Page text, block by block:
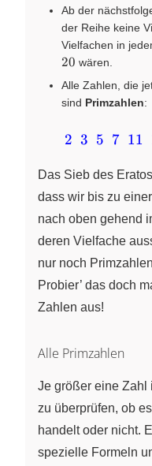
{\color{blue}
Ab der
der Reihe keine
Vielfachen in
20 wären.
Alle Zahlen, die
sind Primzahlen:
\quad~~~
{2}}~~
{\color{blue}
{3}}~~
{\color{blue}
{5}}~~
{\color{blue}
{7}}~~
{\color{blue}
{13}}~~
{17}}~~
{\color{blue}
{19}}
2 3 5 7 11
Das Sieb des
dass wir bis zu
nach oben gehend
deren Vielfache
nur noch
Probier’ das doch
Zahlen aus!
Alle Primzahlen
Je größer eine Zahl
zu überprüfen, ob
handelt oder nicht.
spezielle Formeln